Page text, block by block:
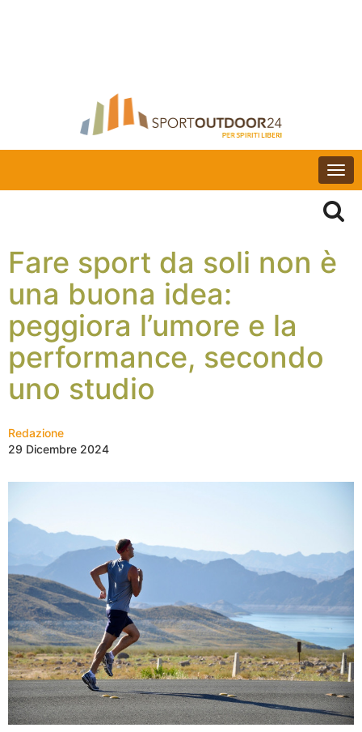
Fare sport da soli non è
una buona idea:
peggiora l’umore e la
performance, secondo
uno studio
Redazione
29 Dicembre 2024